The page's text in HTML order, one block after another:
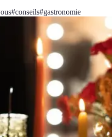
#conseils#gastronomie